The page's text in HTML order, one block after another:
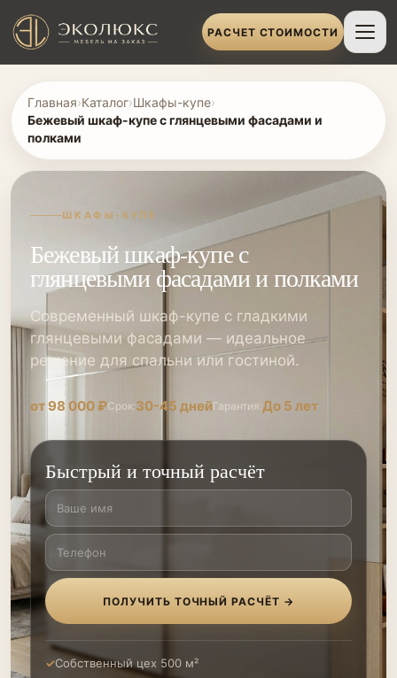
РАСЧЕТ СТОИМОСТИ
Главная›Каталог›Шкафы-купе›
Бежевый шкаф-купе с глянцевыми фасадами и
полками
ШКАФЫ-КУПЕ
Бежевый шкаф-купе с
глянцевыми фасадами и полками
Современный шкаф-купе с гладкими
глянцевыми фасадами — идеальное
решение для спальни или гостиной.
от 98 000 ₽Срок:30-45 днейГарантия:До 5 лет
Быстрый и точный расчёт
ПОЛУЧИТЬ ТОЧНЫЙ РАСЧЁТ →
Собственный цех 500 м²